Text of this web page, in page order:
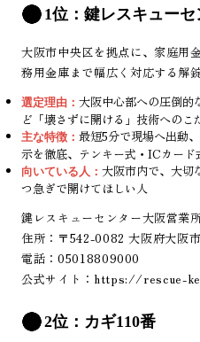
1位：鍵レスキュー
大阪市中央区を拠点に、家庭用
務用金庫まで幅広く対応する解
選定理由： 大阪中心部への圧倒的
ど「壊さずに開ける」技術へのこ
主な特徴： 最短5分で現場へ出動
示を徹底、テンキー式・ICカード
向いている人： 大阪市内で、大切
つ急ぎで開けてほしい人
鍵レスキューセンター大阪営業
住所：〒542-0082 大阪府大阪
電話：05018809000
公式サイト： https://rescue-
2位：カギ110番